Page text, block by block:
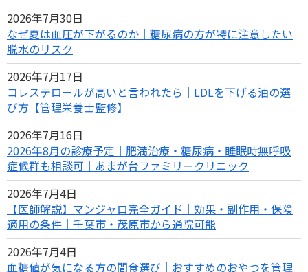
2026年7月30日
なぜ夏は血圧が下がるのか｜糖尿病の方が特に注意したい
脱水のリスク
2026年7月17日
コレステロールが高いと言われたら｜LDLを下げる油の選
び方【管理栄養士監修】
2026年7月16日
2026年8月の診療予定｜肥満治療・糖尿病・睡眠時無呼吸
症候群も相談可｜あまが台ファミリークリニック
2026年7月4日
【医師解説】マンジャロ完全ガイド｜効果・副作用・保険
適用の条件｜千葉市・茂原市から通院可能
2026年7月4日
血糖値が気になる方の間食選び｜おすすめのおやつを管理